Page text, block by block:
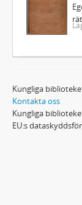
Kungliga
Kontakta oss
Kungliga
EU:s